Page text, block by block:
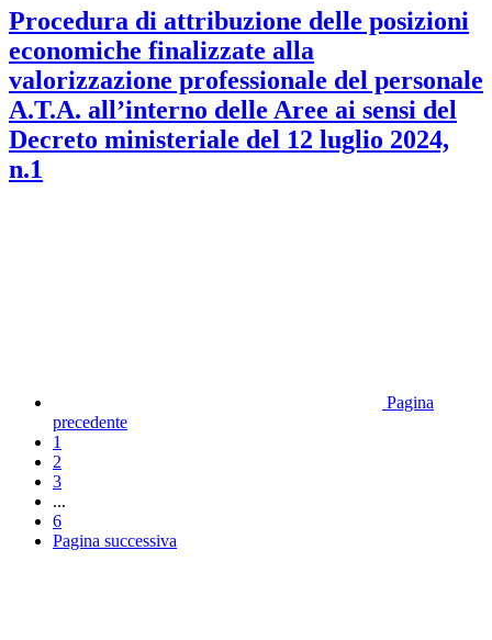
Procedura di attribuzione delle posizioni
economiche finalizzate alla
valorizzazione professionale del personale
A.T.A. all’interno delle Aree ai sensi del
Decreto ministeriale del 12 luglio 2024,
n.1
Pagina
precedente
1
2
3
...
6
Pagina successiva